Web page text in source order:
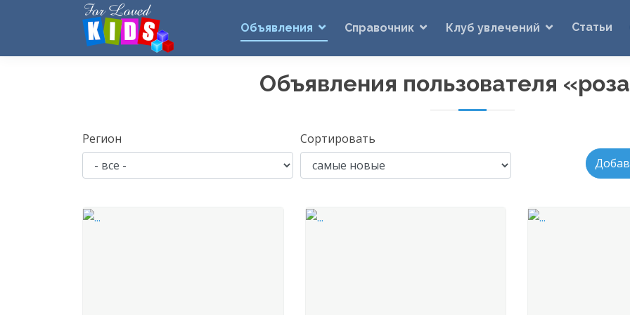
Объявления Справочник Клуб увлечений Статьи
Объявления пользователя
Регион
Сортировать